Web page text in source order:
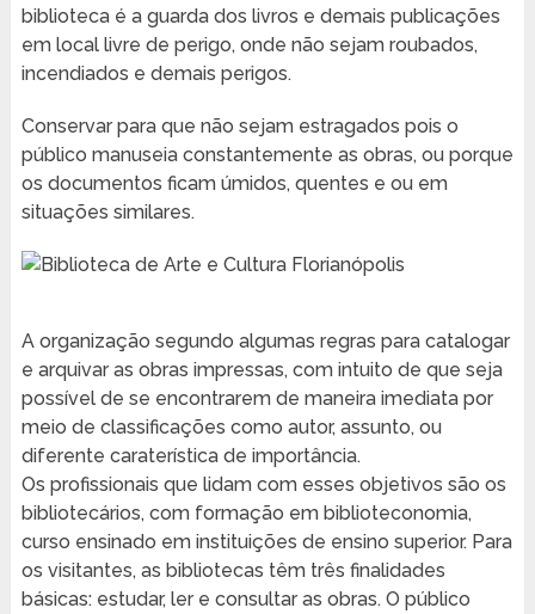
biblioteca é a guarda dos livros e demais publicações
em local livre de perigo, onde não sejam roubados,
incendiados e demais perigos.
Conservar para que não sejam estragados pois o
público manuseia constantemente as obras, ou porque
os documentos ficam úmidos, quentes e ou em
situações similares.
A organização segundo algumas regras para catalogar
e arquivar as obras impressas, com intuito de que seja
possível de se encontrarem de maneira imediata por
meio de classificações como autor, assunto, ou
diferente caraterística de importância.
Os profissionais que lidam com esses objetivos são os
bibliotecários, com formação em biblioteconomia,
curso ensinado em instituições de ensino superior. Para
os visitantes, as bibliotecas têm três finalidades
básicas: estudar, ler e consultar as obras. O público